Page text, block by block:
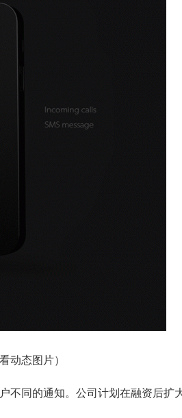
动态图片）
不同的通知。公司计划在融资后扩